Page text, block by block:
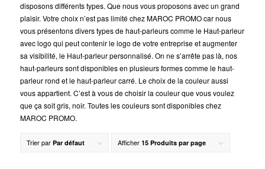
disposons différents types. Que nous vous proposons avec un grand
plaisir. Votre choix n’est pas limité chez MAROC PROMO car nous
vous présentons divers types de haut-parleurs comme le Haut-parleur
avec logo qui peut contenir le logo de votre entreprise et augmenter
sa visibilité, le Haut-parleur personnalisé. On ne s’arrête pas là, nos
haut-parleurs sont disponibles en plusieurs formes comme le haut-
parleur rond et le haut-parleur carré. Le choix de la couleur aussi
vous appartient. C’est à vous de choisir la couleur que vous voulez
que ça soit gris, noir. Toutes les couleurs sont disponibles chez
MAROC PROMO.
Trier par Par défaut Afficher 15 Produits par page